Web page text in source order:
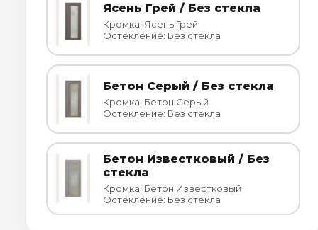
Ясень Грей / Без стекла
Кромка: Ясень Грей
Остекление: Без стекла
Бетон Серый / Без стекла
Кромка: Бетон Серый
Остекление: Без стекла
Бетон Известковый / Без
стекла
Кромка: Бетон Известковый
Остекление: Без стекла